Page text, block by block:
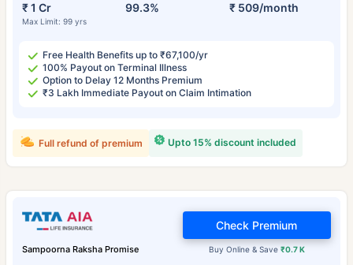
₹ 1 Cr
Max Limit: 99 yrs
99.3% ₹ 509/month
Free Health Benefits up to ₹67,100/yr
100% Payout on Terminal Illness
Option to Delay 12 Months Premium
₹3 Lakh Immediate Payout on Claim Intimation
Upto 15% discount included
Full refund of premium
Sampoorna Raksha Promise Buy Online & Save ₹0.7 K
Check Premium